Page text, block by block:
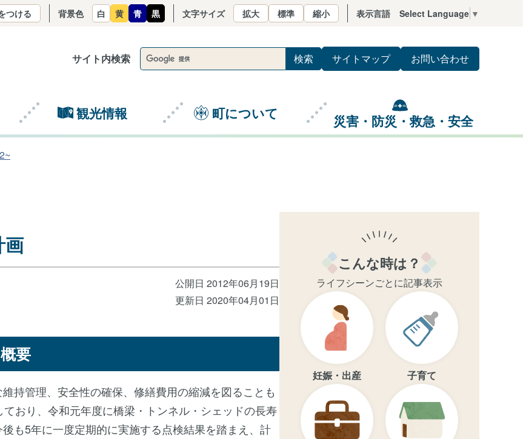
サイト内検索 サイトマップ お問い合わせ
観光情報 町について 災害・防災・救急・安全
つける 背景色 白 黄 青 黒 文字サイズ 拡大 標準 縮小 表示言語 Select Language ▼
画
公開日 2012年06月19日
更新日 2020年04月01日
要
持管理、安全性の確保、修繕費用の縮減を図ることも
おり、令和元年度に橋梁・トンネル・シェッドの長寿
も5年に一度定期的に実施する点検結果を踏まえ、計
こんな時は？
ライフシーンごとに記事表示
妊娠・出産 子育て